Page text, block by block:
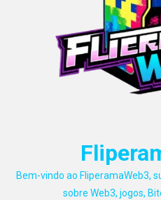
Bem-vindo ao FliperamaWeb3,
sobre Web3, jogos,